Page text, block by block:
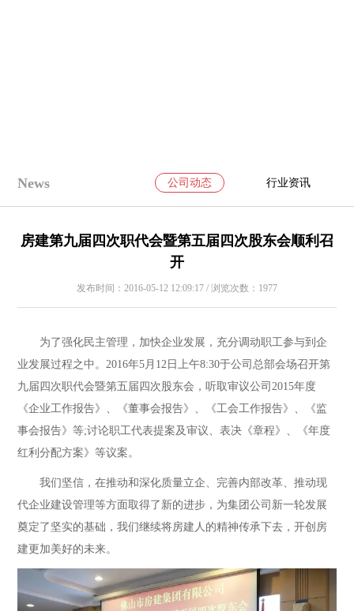
News 公司动态 行业资讯
房建第九届四次职代会暨第五届四次股东会顺利召
开
发布时间：2016-05-12 12:09:17 / 浏览次数：1977
为了强化民主管理，加快企业发展，充分调动职工参与到企
业发展过程之中。2016年5月12日上午8:30于公司总部会场召开第
九届四次职代会暨第五届四次股东会，听取审议公司2015年度
《企业工作报告》、《董事会报告》、《工会工作报告》、《监
事会报告》等;讨论职工代表提案及审议、表决《章程》、《年度
红利分配方案》等议案。
我们坚信，在推动和深化质量立企、完善内部改革、推动现
代企业建设管理等方面取得了新的进步，为集团公司新一轮发展
奠定了坚实的基础，我们继续将房建人的精神传承下去，开创房
建更加美好的未来。